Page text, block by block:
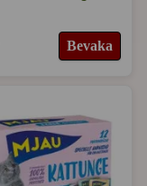
Bevaka